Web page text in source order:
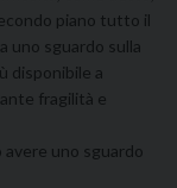
piano tutto il
uno sguardo sulla
disponibile a
fragilità e
uno sguardo